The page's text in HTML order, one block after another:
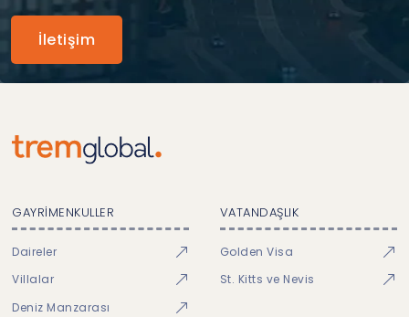
İletişim
GAYRİMENKULLER
Daireler
Villalar
Deniz Manzarası
VATANDAŞLIK
Golden Visa
St. Kitts ve Nevis